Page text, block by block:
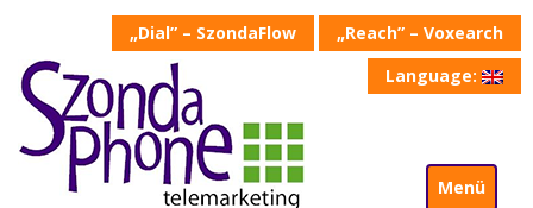
„Dial” – SzondaFlow
„Reach” – Voxearch
Language:
Menü